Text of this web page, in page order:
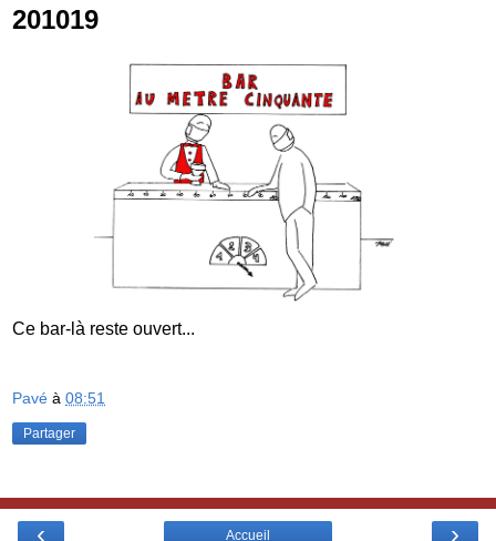
201019
Ce bar-là reste ouvert...
Pavé à 08:51
Partager
‹ ›
Accueil